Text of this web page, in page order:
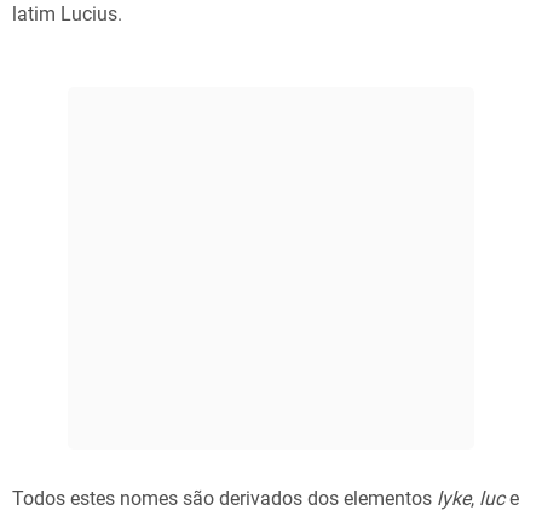
latim Lucius.
Todos estes nomes são derivados dos elementos lyke, luce